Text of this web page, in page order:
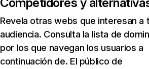
Revela otras webs que interesan a
audiencia. Consulta la lista de
por los que navegan los usuarios a
continuación de. El público de